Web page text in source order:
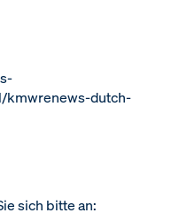
kmwrenews-dutch-
sich bitte an: